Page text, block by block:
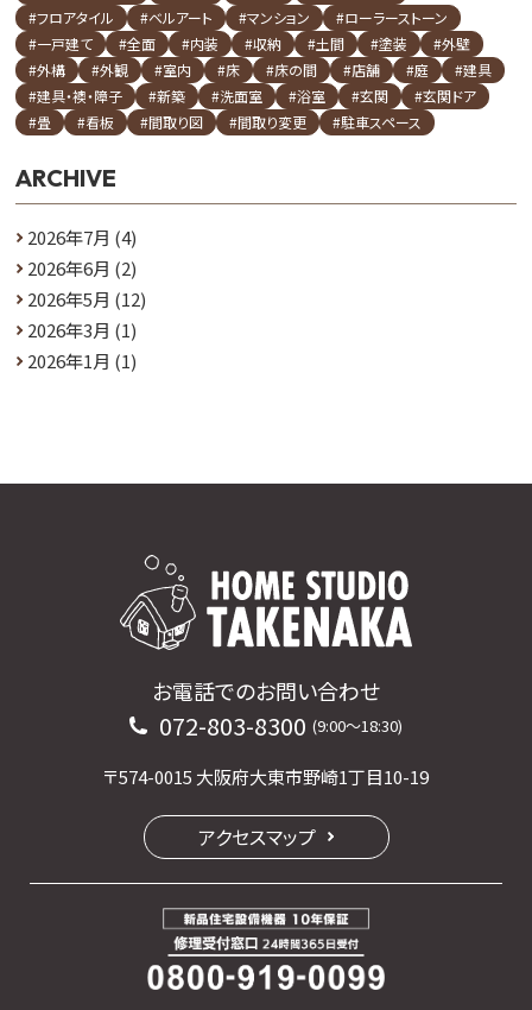
#フロアタイル
#ベルアート #マンション
#ローラーストーン
#一戸建て
#全面 #内装 #収納 #土間 #塗装
#外壁
#外構
#外観 #室内 #床 #床の間 #店舗 #庭
#建具
#建具・襖・障子
#新築 #洗面室 #浴室 #玄関
#玄関ドア
#畳
#看板 #間取り図 #間取り変更 #駐車スペース
ARCHIVE
2026年7月 (4)
2026年6月 (2)
2026年5月 (12)
2026年3月 (1)
2026年1月 (1)
お電話でのお問い合わせ
072-803-8300 (9:00〜18:30)
〒574-0015 大阪府大東市野崎1丁目10-19
アクセスマップ